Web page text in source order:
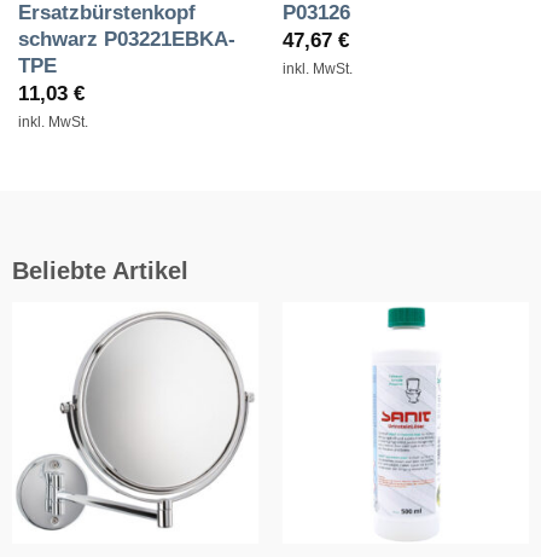
Ersatzbürstenkopf
schwarz P03221EBKA-
TPE
11,03 €
inkl. MwSt.
P03126
47,67 €
inkl. MwSt.
Beliebte Artikel